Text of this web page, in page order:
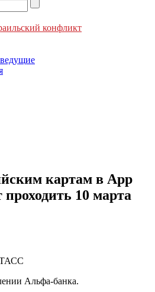
конфликт
картам в App
проходить 10 марта
ТАСС
Альфа-банка.